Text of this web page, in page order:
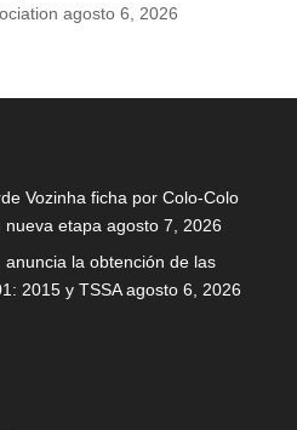
agosto 6, 2026
Vozinha ficha por Colo-Colo
nueva etapa agosto 7, 2026
la obtención de las
2015 y TSSA agosto 6, 2026